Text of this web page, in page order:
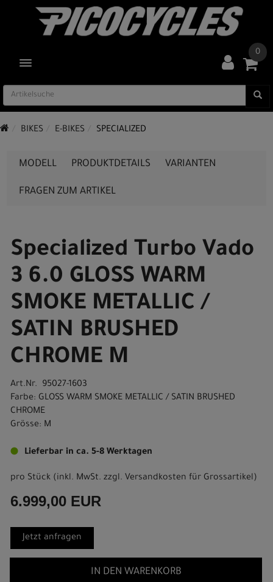
TOGGLE NAVIGATION
0
BIKES E-BIKES SPECIALIZED
MODELL PRODUKTDETAILS VARIANTEN
FRAGEN ZUM ARTIKEL
Specialized Turbo Vado
3 6.0 GLOSS WARM
SMOKE METALLIC /
SATIN BRUSHED
CHROME M
Art.Nr. 95027-1603
Farbe: GLOSS WARM SMOKE METALLIC / SATIN BRUSHED
CHROME
Grösse: M
Lieferbar in ca. 5-8 Werktagen
pro Stück (inkl. MwSt. zzgl. Versandkosten für Grossartikel)
6.999,00 EUR
Jetzt anfragen
IN DEN WARENKORB